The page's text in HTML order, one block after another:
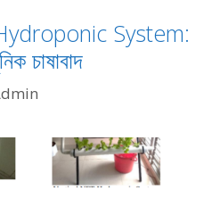
System:
চাষাবাদ